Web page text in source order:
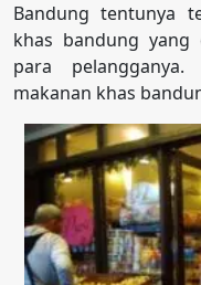
Bandung tentunya
khas bandung
para
makanan khas